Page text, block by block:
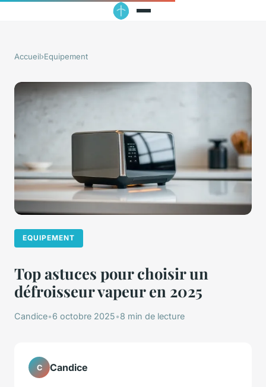
Accueil›Equipement
EQUIPEMENT
Top astuces pour choisir un
défroisseur vapeur en 2025
Candice•6 octobre 2025•8 min de lecture
C Candice